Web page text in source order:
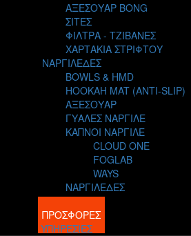
ΑΞΕΣΟΥΑΡ BONG
ΣΙΤΕΣ
ΦΙΛΤΡΑ - ΤΖΙΒΑΝΕΣ
ΧΑΡΤΑΚΙΑ ΣΤΡΙΦΤΟΥ
ΝΑΡΓΙΛΕΔΕΣ
BOWLS & HMD
HOOKAH MAT (ANTI-SLIP)
ΑΞΕΣΟΥΑΡ
ΓΥΑΛΕΣ ΝΑΡΓΙΛΕ
ΚΑΠΝΟΙ ΝΑΡΓΙΛΕ
CLOUD ONE
FOGLAB
WAYS
ΝΑΡΓΙΛΕΔΕΣ
BLOG
ΠΡΟΣΦΟΡΕΣ
ΥΠΗΡΕΣΙΕΣ